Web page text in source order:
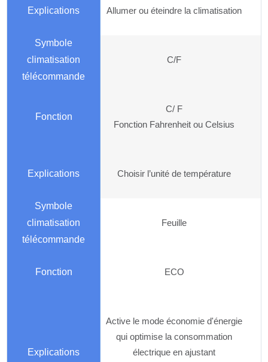
Allumer ou éteindre la climatisation
C/F
C/ F
Fonction Fahrenheit ou Celsius
Choisir l’unité de température
Feuille
ECO
Active le mode économie d'énergie
qui optimise la consommation
électrique en ajustant